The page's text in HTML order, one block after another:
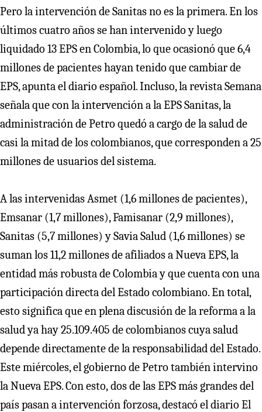
Pero la intervención de Sanitas no es la primera. En los
últimos cuatro años se han intervenido y luego
liquidado 13 EPS en Colombia, lo que ocasionó que 6,4
millones de pacientes hayan tenido que cambiar de
EPS, apunta el diario español. Incluso, la revista Semana
señala que con la intervención a la EPS Sanitas, la
administración de Petro quedó a cargo de la salud de
casi la mitad de los colombianos, que corresponden a 25
millones de usuarios del sistema.
A las intervenidas Asmet (1,6 millones de pacientes),
Emsanar (1,7 millones), Famisanar (2,9 millones),
Sanitas (5,7 millones) y Savia Salud (1,6 millones) se
suman los 11,2 millones de afiliados a Nueva EPS, la
entidad más robusta de Colombia y que cuenta con una
participación directa del Estado colombiano. En total,
esto significa que en plena discusión de la reforma a la
salud ya hay 25.109.405 de colombianos cuya salud
depende directamente de la responsabilidad del Estado.
Este miércoles, el gobierno de Petro también intervino
la Nueva EPS. Con esto,dos de las EPS más grandes del
país pasan a intervención forzosa, destacó el diario El